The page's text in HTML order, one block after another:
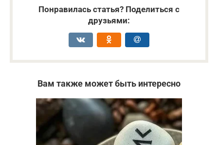
Понравилась статья? Поделиться с
друзьями:
Вам также может быть интересно